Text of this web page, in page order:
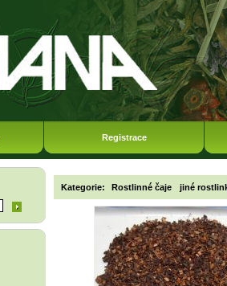
Registrace
Kategorie: Rostlinné čaje jiné